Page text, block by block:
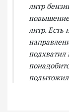
литр
литр. Есть
подхватил